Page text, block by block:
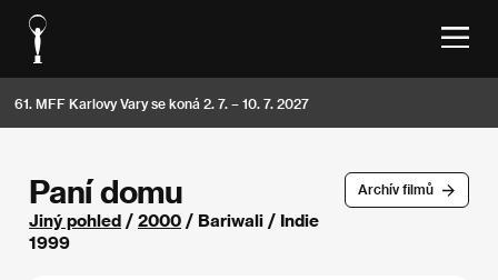
61. MFF Karlovy Vary se koná 2. 7. – 10. 7. 2027
Archív filmů
Paní domu
Jiný pohled / 2000 / Bariwali / Indie
1999